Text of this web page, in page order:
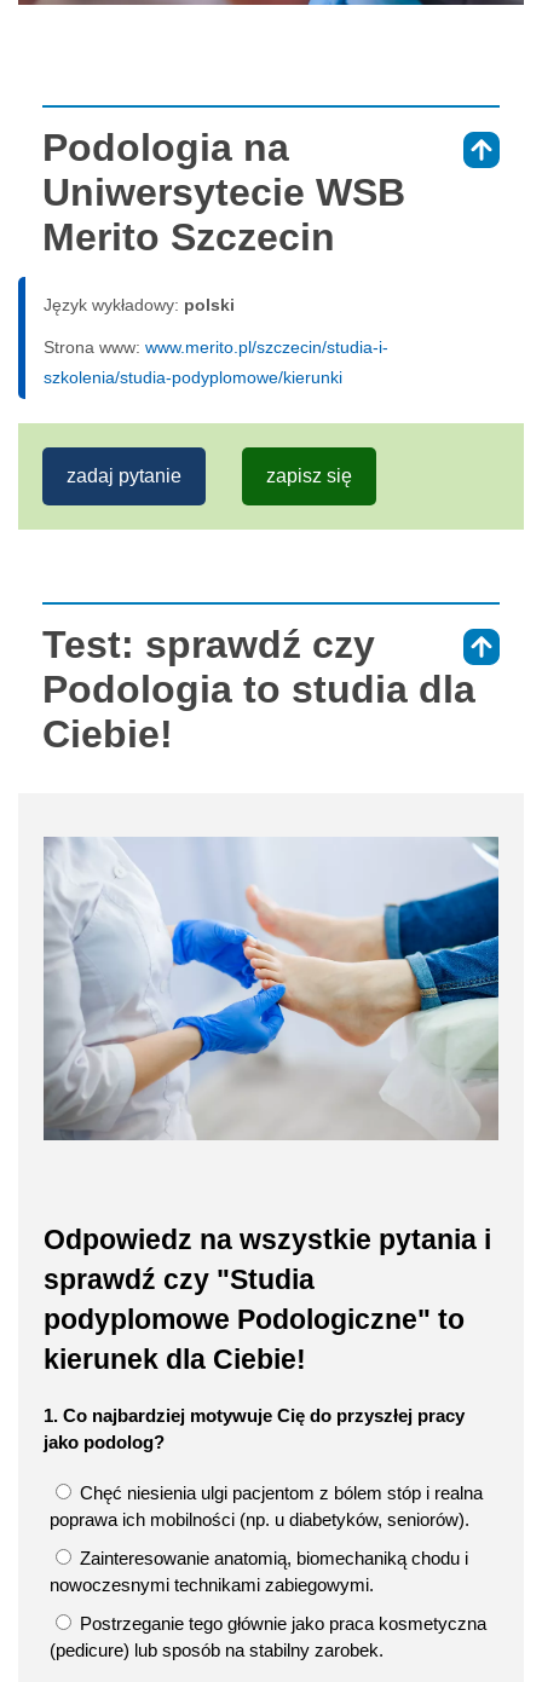
Podologia na
Uniwersytecie WSB
Merito Szczecin
Język wykładowy: polski
Strona www: www.merito.pl/szczecin/studia-i-
szkolenia/studia-podyplomowe/kierunki
zadaj pytanie zapisz się
Test: sprawdź czy
Podologia to studia dla
Ciebie!
Odpowiedz na wszystkie pytania i
sprawdź czy "Studia
podyplomowe Podologiczne" to
kierunek dla Ciebie!
1. Co najbardziej motywuje Cię do przyszłej pracy
jako podolog?
Chęć niesienia ulgi pacjentom z bólem stóp i realna
poprawa ich mobilności (np. u diabetyków, seniorów).
Zainteresowanie anatomią, biomechaniką chodu i
nowoczesnymi technikami zabiegowymi.
Postrzeganie tego głównie jako praca kosmetyczna
(pedicure) lub sposób na stabilny zarobek.